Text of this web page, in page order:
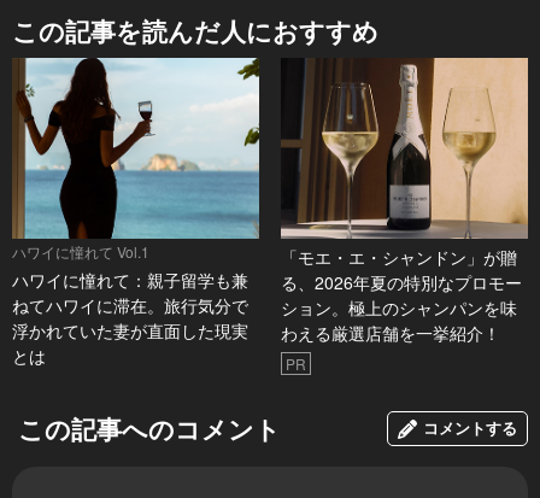
この記事を読んだ人におすすめ
ハワイに憧れて Vol.1
ハワイに憧れて：親子留学も兼
ねてハワイに滞在。旅行気分で
浮かれていた妻が直面した現実
とは
「モエ・エ・シャンドン」が贈
る、2026年夏の特別なプロモー
ション。極上のシャンパンを味
わえる厳選店舗を一挙紹介！
PR
この記事へのコメント コメントする